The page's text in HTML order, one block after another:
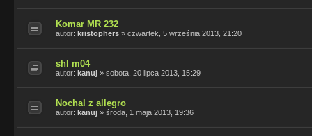
Komar MR 232
autor: kristophers » czwartek, 5 września 2013, 21:20
shl m04
autor: kanuj » sobota, 20 lipca 2013, 15:29
Nochal z allegro
autor: kanuj » środa, 1 maja 2013, 19:36